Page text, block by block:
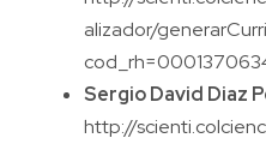
alizador/
Sergio David Diaz
http://